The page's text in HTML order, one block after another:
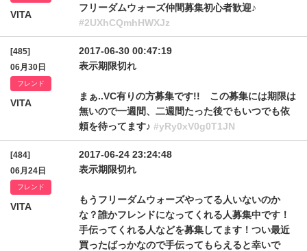
VITA
フリーダムウォーズ仲間募集初心者歓迎♪
#2UXhCQmhHWXJz
[485]
06月30日
フレンド
VITA
2017-06-30 00:47:19
表示期限切れ
まぁ..VC有りの方募集です!! この募集には期限は
無いので一週間、二週間たった後でもいつでも依
頼を待ってます♪ #yRy0xV0g0T1JN
[484]
06月24日
フレンド
VITA
2017-06-24 23:24:48
表示期限切れ
もうフリーダムウォーズやってる人いないのか
な？誰かフレンドになってくれる人募集中です！
手伝ってくれる人などを募集してます！つい最近
買ったばっかなので手伝ってもらえると幸いで